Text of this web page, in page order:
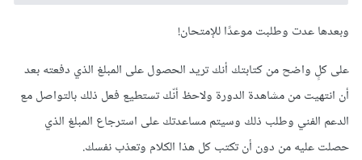
وبعدها عدت وطلبت موعدًا للإمتحان!
على كلٍ واضح من كتابتك أنك تريد الحصول على المبلغ الذي دفعته بعد
أن انتهيت من مشاهدة الدورة ولاحظ أنّك تستطيع فعل ذلك بالتواصل مع
الدعم الفني وطلب ذلك وسيتم مساعدتك على استرجاع المبلغ الذي
حصلت عليه من دون أن تكتب كل هذا الكلام وتعذب نفسك.